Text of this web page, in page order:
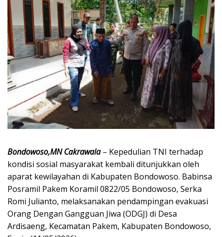
Bondowoso,MN Cakrawala– Kepedulian TNI terhadap
kondisi sosial masyarakat kembali ditunjukkan oleh
aparat kewilayahan di Kabupaten Bondowoso. Babinsa
Posramil Pakem Koramil 0822/05 Bondowoso, Serka
Romi Julianto, melaksanakan pendampingan evakuasi
Orang Dengan Gangguan Jiwa (ODGJ) di Desa
Ardisaeng, Kecamatan Pakem, Kabupaten Bondowoso,